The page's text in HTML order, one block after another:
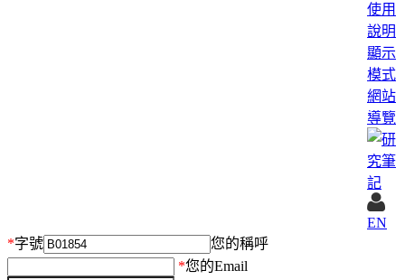
使用
說明
顯示
模式
網站
導覽
EN
*字號
您的稱呼
*您的Email